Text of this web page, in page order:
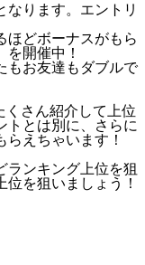
ります。エントリ
ほどボーナスがもら
開催中！
もお友達もダブルで
くさん紹介して上位
トとは別に、さらに
えちゃいます！
ランキング上位を狙
を狙いましょう！